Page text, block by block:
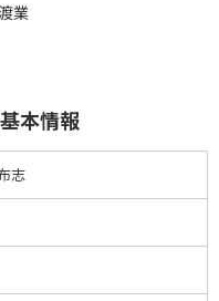
業
本情報
志